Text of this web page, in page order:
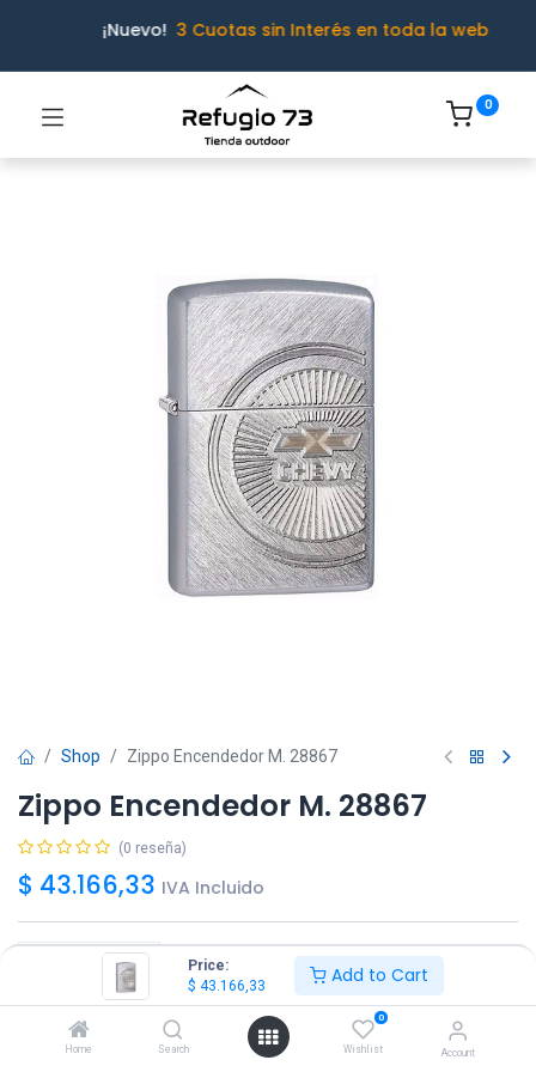
Price:
$ 43.166,33 Add to Cart
Home Search
0
Wishlist Account
¡Nuevo! 3 Cuotas sin Interés en toda la web
0
Shop Zippo Encendedor M. 28867
Zippo Encendedor M. 28867
(0 reseña)
$ 43.166,33 IVA Incluido
Agregar Comprar ya!